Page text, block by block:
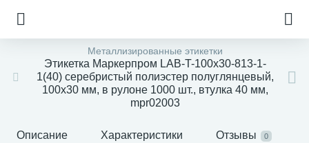
Металлизированные этикетки
Этикетка Маркерпром LAB-T-100x30-813-1-
1(40) серебристый полиэстер полуглянцевый,
100х30 мм, в рулоне 1000 шт., втулка 40 мм,
mpr02003
Описание Характеристики Отзывы 0